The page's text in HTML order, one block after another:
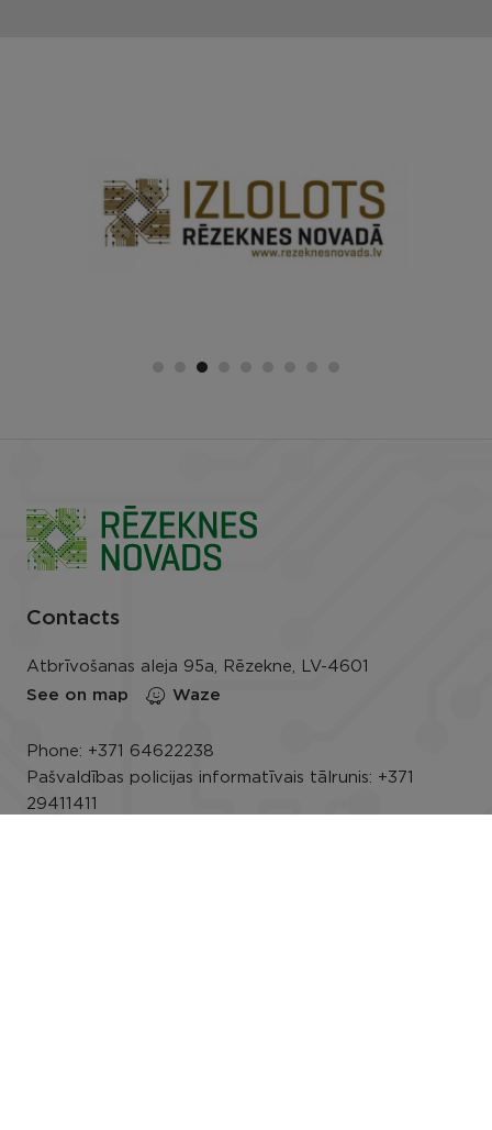
Contacts
Atbrīvošanas aleja 95a, Rēzekne, LV-4601
See on map
Waze
Phone: +371 64622238
Pašvaldības policijas informatīvais tālrunis: +371
29411411